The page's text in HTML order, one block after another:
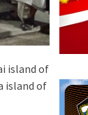
island of
island of